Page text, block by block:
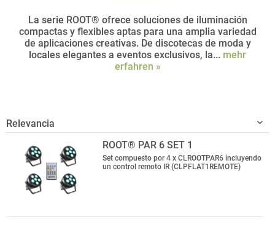
La serie ROOT® ofrece soluciones de iluminación
compactas y flexibles aptas para una amplia variedad
de aplicaciones creativas. De discotecas de moda y
locales elegantes a eventos exclusivos, la... mehr
erfahren »
ROOT® PAR 6 SET 1
Set compuesto por 4 x CLROOTPAR6 incluyendo
un control remoto IR (CLPFLAT1REMOTE)